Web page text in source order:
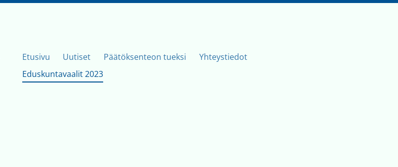
Etusivu Uutiset Päätöksenteon tueksi
Yhteystiedot
Eduskuntavaalit 2023